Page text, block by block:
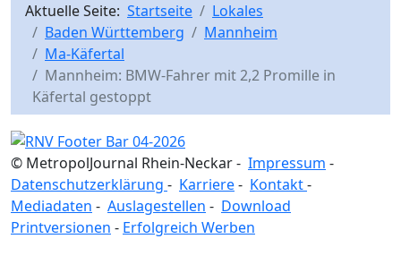
Aktuelle Seite: Startseite
Lokales
Baden Württemberg
Mannheim
Ma-Käfertal
Mannheim: BMW-Fahrer mit 2,2 Promille in
Käfertal gestoppt
© MetropolJournal Rhein-Neckar - Impressum -
Datenschutzerklärung - Karriere- Kontakt-
Mediadaten - Auslagestellen - Download
Printversionen - Erfolgreich Werben